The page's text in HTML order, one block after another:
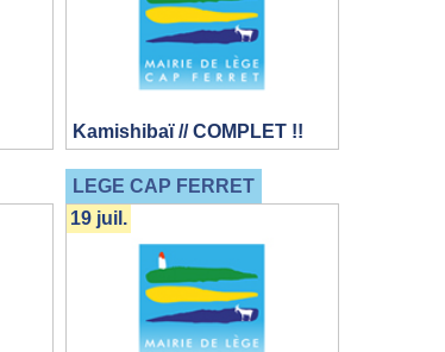
Kamishibaï // COMPLET !!
LEGE CAP FERRET
19 juil.